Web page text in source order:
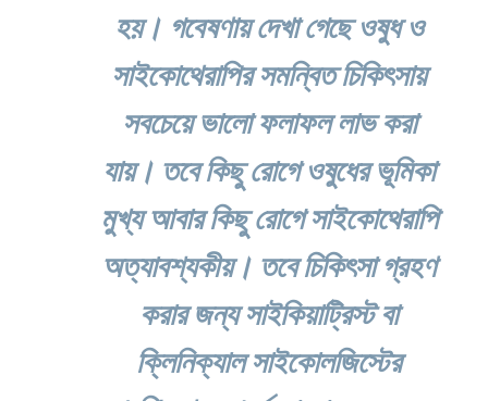
হয়। গবেষণায় দেখা গেছে ওষুধ ও
সাইকোথেরাপির সমন্বিত চিকিৎসায়
সবচেয়ে ভালো ফলাফল লাভ করা
যায়। তবে কিছু রোগে ওষুধের ভূমিকা
মুখ্য আবার কিছু রোগে সাইকোথেরাপি
অত্যাবশ্যকীয়। তবে চিকিৎসা গ্রহণ
করার জন্য সাইকিয়াট্রিস্ট বা
ক্লিনিক্যাল সাইকোলজিস্টের